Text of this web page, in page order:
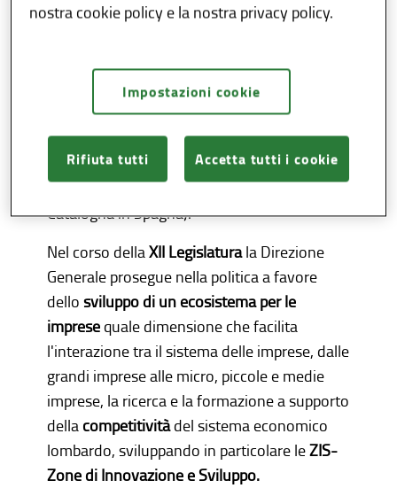
Regione Lombardia è laprima regione in Italia
eco­nomico del Paese. L’ecosistema di
imprese innovati­ve e ad alto valore aggiunto
che operano nei settori strategici è in grado
di confrontarsi a livello europeo con gli altri
Motori d’Europa (Alvernia-Rodano-Alpi in
Francia, Baden Württemberg in Germania e
Cata­logna in Spagna).
Nel corso dellaXII Legislaturala Direzione
Generale prosegue nella politica a favore
dello sviluppo di un ecosistema per le
impresequale dimensione che facilita
l'interazione tra il sistema delle imprese, dalle
grandi imprese alle micro, piccole e medie
imprese, la ricerca e la formazione a supporto
della competitivitàdel sistema economico
lombardo, sviluppando in particolare leZIS-
Zone di Innovazione e Sviluppo.
nostra cookie policy e la nostra privacy policy.
Impostazioni cookie
Rifiuta tutti Accetta tutti i cookie